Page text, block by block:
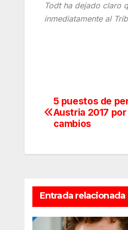
Todt ha dejado claro
inmediatamente al
de
5 puestos de
Austria 2017
cambios
Entrada relacionada